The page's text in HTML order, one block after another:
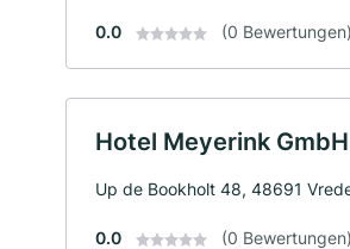
0.0 (0 Bewertungen)
Hotel Meyerink GmbH
Up de Bookholt 48, 48691
0.0 (0 Bewertungen)